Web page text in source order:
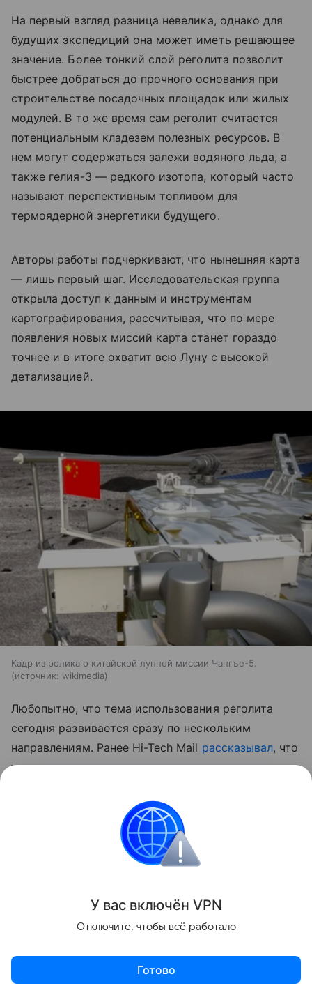
На первый взгляд разница невелика, однако для
будущих экспедиций она может иметь решающее
значение. Более тонкий слой реголита позволит
быстрее добраться до прочного основания при
строительстве посадочных площадок или жилых
модулей. В то же время сам реголит считается
потенциальным кладезем полезных ресурсов. В
нем могут содержаться залежи водяного льда, а
также гелия-3 — редкого изотопа, который часто
называют перспективным топливом для
термоядерной энергетики будущего.
Авторы работы подчеркивают, что нынешняя карта
— лишь первый шаг. Исследовательская группа
открыла доступ к данным и инструментам
картографирования, рассчитывая, что по мере
появления новых миссий карта станет гораздо
точнее и в итоге охватит всю Луну с высокой
детализацией.
Кадр из ролика о китайской лунной миссии Чангъе-5.
источник: wikimedia
Любопытно, что тема использования реголита
сегодня развивается сразу по нескольким
направлениям. Ранее Hi-Tech Mail рассказывал, что
ученые впервые вырастили нут в имитации
посвящен строительству будущих лунных баз из
самого реголита. В нем рассматривается
технология лазерного спекания лунного грунта для
создания инфраструктуры прямо на месте.
Поделиться
У вас включён VPN
Отключите, чтобы всё работало
Готово